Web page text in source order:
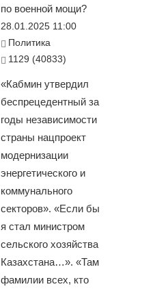
по военной мощи?
28.01.2025 11:00
Политика
1129 (40833)
«Кабмин утвердил
беспрецедентный за
годы независимости
страны нацпроект
модернизации
энергетического и
коммунального
секторов». «Если бы
я стал министром
сельского хозяйства
Казахстана…». «Там
фамилии всех, кто